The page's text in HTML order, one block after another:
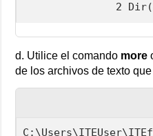
2
d. Utilice el comando more
de los archivos de texto